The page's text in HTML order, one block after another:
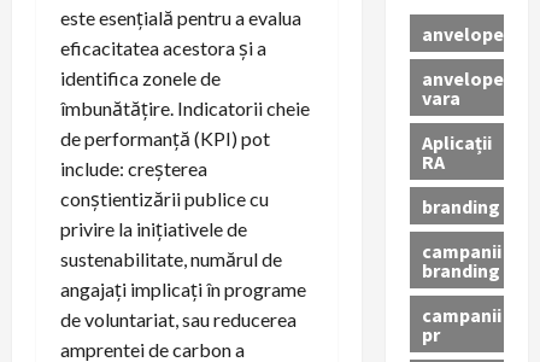
este esențială pentru a evalua
eficacitatea acestora și a
identifica zonele de
îmbunătățire. Indicatorii cheie
de performanță (KPI) pot
include: creșterea
conștientizării publice cu
privire la inițiativele de
sustenabilitate, numărul de
angajați implicați în programe
de voluntariat, sau reducerea
amprentei de carbon a
anvelope
anvelope
vara
Aplicații
RA
branding
campanii
branding
campanii
pr